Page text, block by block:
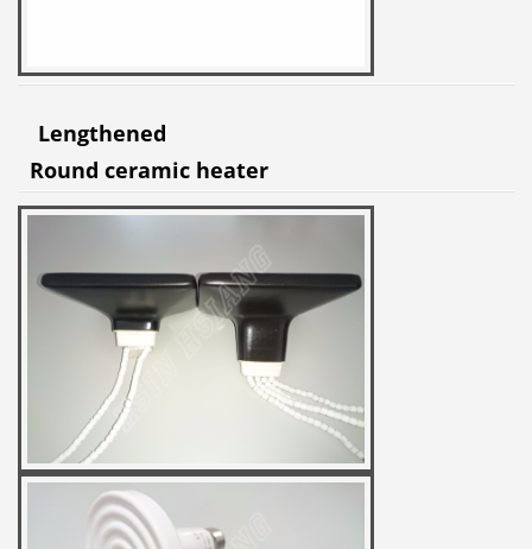
Lengthened
Round ceramic heater